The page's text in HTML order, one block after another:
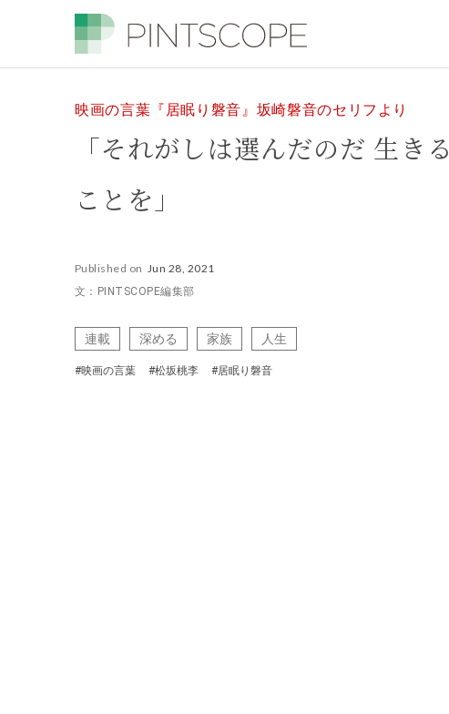
映画の言葉『居眠り磐音』坂崎磐音のセリフより
「それがしは選んだのだ 生きる
ことを」
Published on Jun 28, 2021
文：PINTSCOPE編集部
連載 深める 家族 人生
#映画の言葉 #松坂桃李 #居眠り磐音